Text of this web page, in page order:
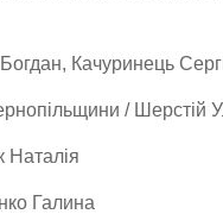
Качуринець
/ Шерстій
Наталія
Галина